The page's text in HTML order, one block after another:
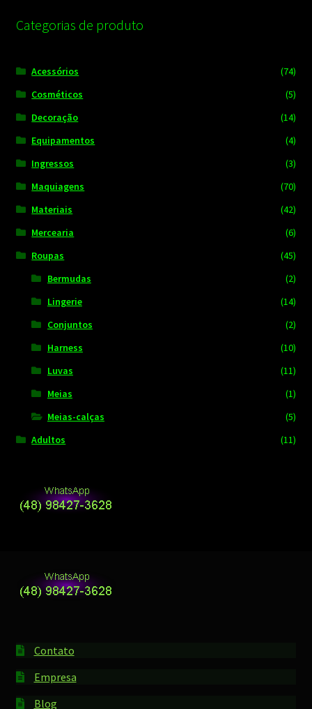
Categorias de produto
Acessórios
(74)
Cosméticos
(5)
Decoração
(14)
Equipamentos
(4)
Ingressos
(3)
Maquiagens
(70)
Materiais
(42)
Mercearia
(6)
Roupas
(45)
Bermudas
(2)
Lingerie
(14)
Conjuntos
(2)
Harness
(10)
Luvas
(11)
Meias
(1)
Meias-calças
(5)
Adultos
(11)
Contato
Empresa
Blog